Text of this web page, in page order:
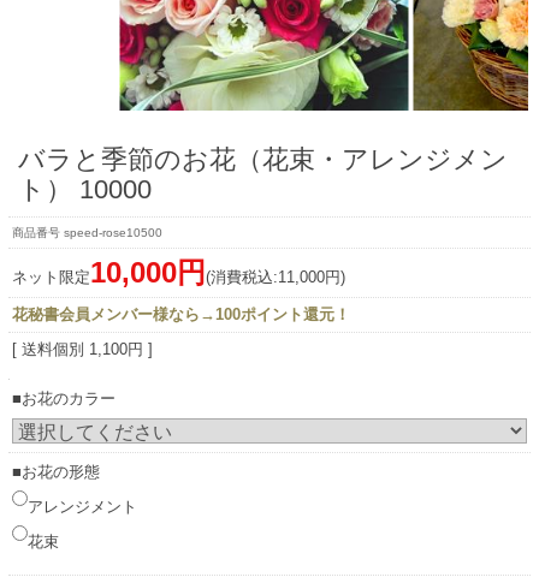
バラと季節のお花（花束・アレンジメン
ト） 10000
speed-rose10500
ネット限定10,000円 (消費税込:11,000円)
花秘書会員メンバー様なら→100ポイント還元！
[ 送料個別 1,100円 ]
■お花のカラー
■お花の形態
アレンジメント
花束